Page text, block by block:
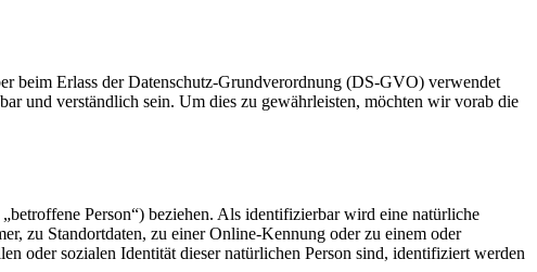
beim Erlass der Datenschutz-Grundverordnung (DS-GVO) verwendet
und verständlich sein. Um dies zu gewährleisten, möchten wir vorab die
Person“) beziehen. Als identifizierbar wird eine natürliche
zu Standortdaten, zu einer Online-Kennung oder zu einem oder
oder sozialen Identität dieser natürlichen Person sind, identifiziert werden